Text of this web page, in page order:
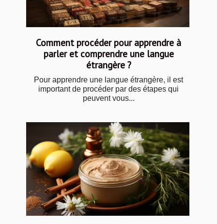
Comment procéder pour apprendre à
parler et comprendre une langue
étrangère ?
Pour apprendre une langue étrangère, il est
important de procéder par des étapes qui
peuvent vous...